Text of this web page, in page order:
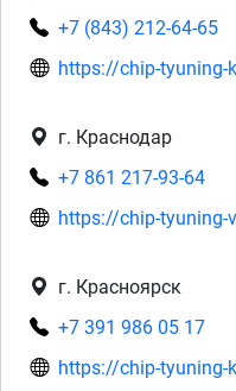
+7 (843) 212-64-65
https://chip-tyuning-
г. Краснодар
+7 861 217-93-64
https://chip-tyuning-
г. Красноярск
+7 391 986 05 17
https://chip-tyuning-